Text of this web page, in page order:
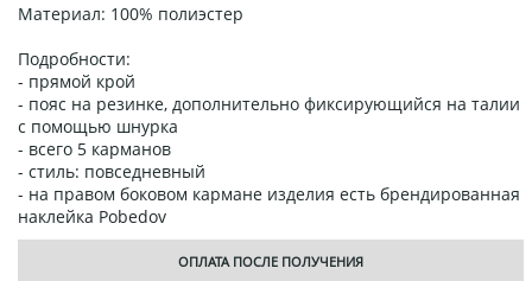
Материал: 100% полиэстер
Подробности:
- прямой крой
- пояс на резинке, дополнительно фиксирующийся на талии
с помощью шнурка
- всего 5 карманов
- стиль: повседневный
- на правом боковом кармане изделия есть брендированная
наклейка Pobedov
ОПЛАТА ПОСЛЕ ПОЛУЧЕНИЯ